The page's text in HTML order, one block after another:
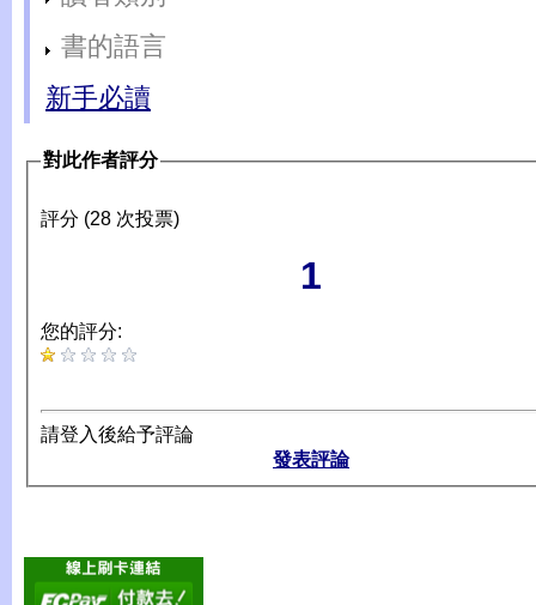
書的語言
新手必讀
對此作者評分
評分 (28 次投票)
1
您的評分:
請登入後給予評論
發表評論